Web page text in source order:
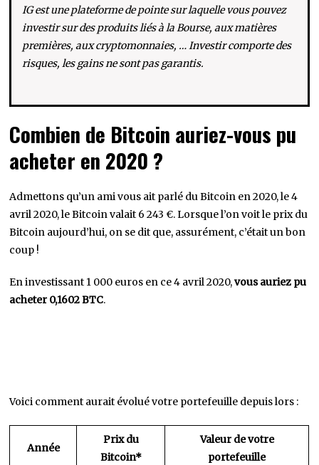
IG est une plateforme de pointe sur laquelle vous pouvez
investir sur des produits liés à la Bourse, aux matières
premières, aux cryptomonnaies, … Investir comporte des
risques, les gains ne sont pas garantis.
Combien de Bitcoin auriez-vous pu
acheter en 2020 ?
Admettons qu’un ami vous ait parlé du Bitcoin en 2020, le 4
avril 2020, le Bitcoin valait 6 243 €. Lorsque l’on voit le prix du
Bitcoin aujourd’hui, on se dit que, assurément, c’était un bon
coup !
En investissant 1 000 euros en ce 4 avril 2020,vous auriez pu
acheter 0,1602 BTC.
Voici comment aurait évolué votre portefeuille depuis lors :
Année
Prix du
Bitcoin*
Valeur de votre
portefeuille